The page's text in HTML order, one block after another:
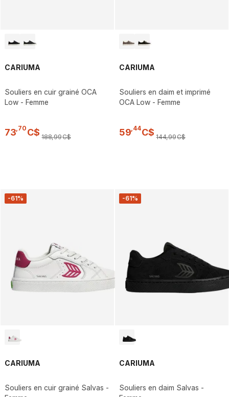
CARIUMA
Souliers en cuir grainé OCA
Low - Femme
73 70 C$ 188,99C$
CARIUMA
Souliers en daim et imprimé
OCA Low - Femme
59 44C$ 144,99C$
-61%
CARIUMA
Souliers en cuir grainé Salvas -
-61%
CARIUMA
Souliers en daim Salvas -